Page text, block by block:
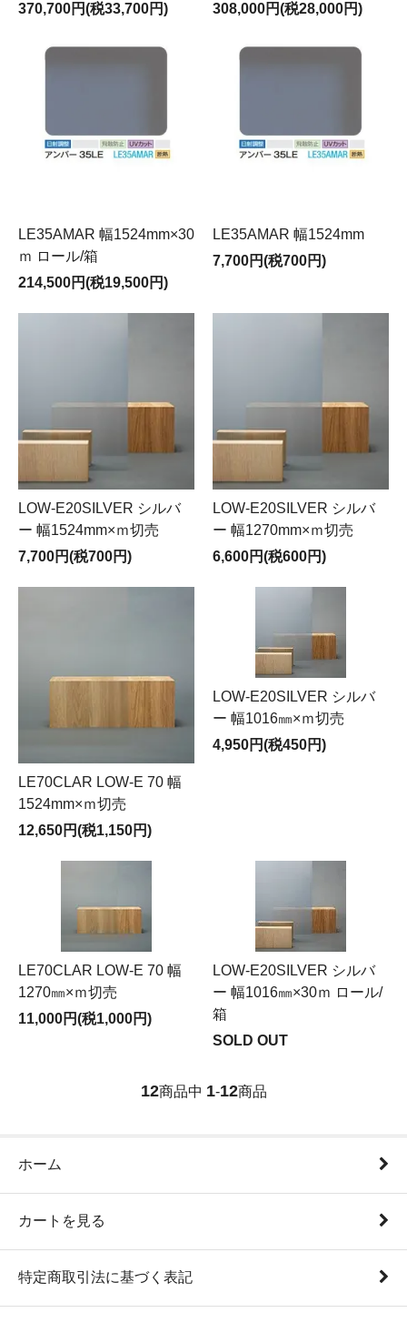
370,700円(税33,700円)
308,000円(税28,000円)
LE35AMAR 幅1524mm×30
ｍ ロール/箱
214,500円(税19,500円)
LE35AMAR 幅1524mm
7,700円(税700円)
LOW-E20SILVER シルバ
ー 幅1524mm×ｍ切売
7,700円(税700円)
LOW-E20SILVER シルバ
ー 幅1270mm×ｍ切売
6,600円(税600円)
LE70CLAR LOW-E 70 幅
1524mm×ｍ切売
12,650円(税1,150円)
LOW-E20SILVER シルバ
ー 幅1016㎜×ｍ切売
4,950円(税450円)
LE70CLAR LOW-E 70 幅
1270㎜×ｍ切売
11,000円(税1,000円)
LOW-E20SILVER シルバ
ー 幅1016㎜×30ｍ ロール/
箱
SOLD OUT
12商品中 1-12商品
ホーム
カートを見る
特定商取引法に基づく表記